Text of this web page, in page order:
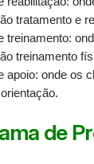
tratamento e
treinamento:
treinamento
apoio: onde os
de